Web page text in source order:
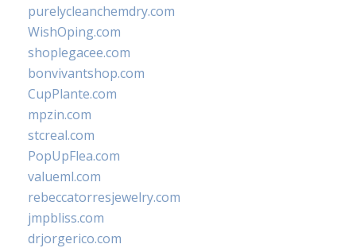
purelycleanchemdry.com
WishOping.com
shoplegacee.com
bonvivantshop.com
CupPlante.com
mpzin.com
stcreal.com
PopUpFlea.com
valueml.com
rebeccatorresjewelry.com
jmpbliss.com
drjorgerico.com